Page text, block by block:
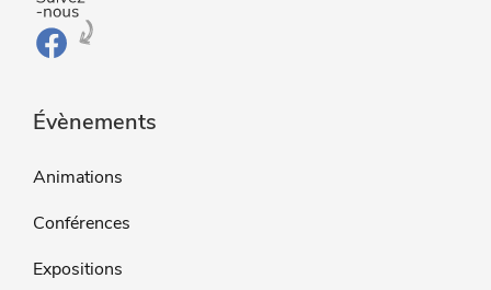
Évènements
Animations
Conférences
Expositions